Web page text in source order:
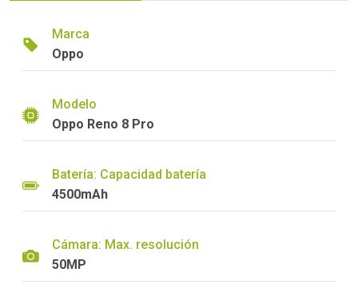
Marca
Oppo
Modelo
Oppo Reno 8 Pro
Batería: Capacidad batería
4500mAh
Cámara: Max. resolución
50MP